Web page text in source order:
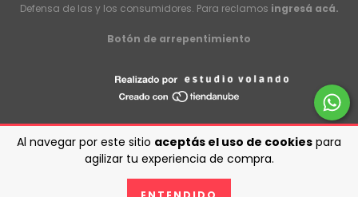
Al navegar por este sitio aceptás el uso de cookies para
agilizar tu experiencia de compra.
Defensa de las y los consumidores. Para reclamos ingresá acá.
Botón de arrepentimiento